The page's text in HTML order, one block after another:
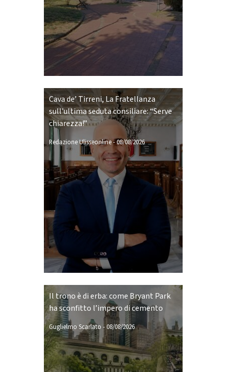
Cava de’ Tirreni, La Fratellanza
sull'ultima seduta consiliare: “Serve
chiarezza!”
Redazione Ulisseonline-08/08/2026
Il trono è di erba: come Bryant Park
ha sconfitto l’impero di cemento
Guglielmo Scarlato -08/08/2026